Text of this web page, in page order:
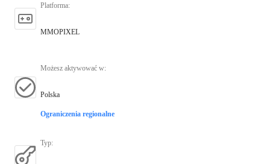
Platforma:
MMOPIXEL
Możesz aktywować w:
Polska
Ograniczenia regionalne
Typ: